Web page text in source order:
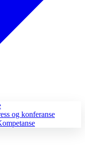
og konferanse